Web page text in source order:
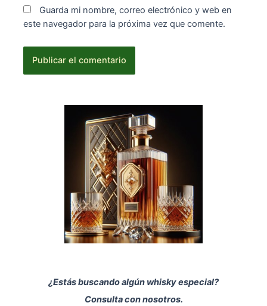
Guarda mi nombre, correo electrónico y web en
este navegador para la próxima vez que comente.
¿Estás buscando algún whisky especial?
Consulta con nosotros.